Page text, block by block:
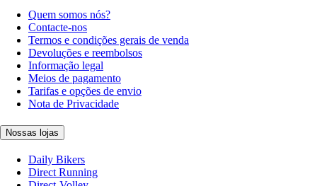
Quem somos nós?
Contacte-nos
Termos e condições gerais de venda
Devoluções e reembolsos
Informação legal
Meios de pagamento
Tarifas e opções de envio
Nota de Privacidade
Nossas lojas
Daily Bikers
Direct Running